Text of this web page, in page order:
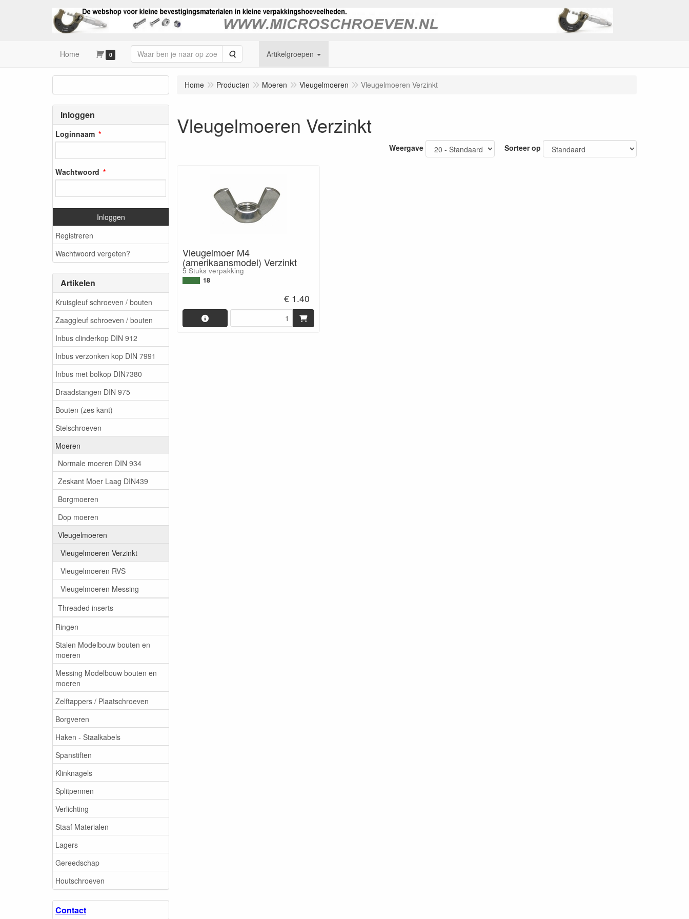
Home 0 Zoeken Artikelgroepen
Inloggen
Loginnaam
Wachtwoord
Inloggen
Registreren
Wachtwoord vergeten?
Artikelen
Kruisgleuf schroeven / bouten
Zaaggleuf schroeven / bouten
Inbus clinderkop DIN 912
Inbus verzonken kop DIN 7991
Inbus met bolkop DIN7380
Draadstangen DIN 975
Bouten (zes kant)
Stelschroeven
Moeren
Normale moeren DIN 934
Zeskant Moer Laag DIN439
Borgmoeren
Dop moeren
Vleugelmoeren
Vleugelmoeren Verzinkt
Vleugelmoeren RVS
Vleugelmoeren Messing
Threaded inserts
Ringen
Stalen Modelbouw bouten en
moeren
Messing Modelbouw bouten en
moeren
Zelftappers / Plaatschroeven
Borgveren
Haken - Staalkabels
Spanstiften
Klinknagels
Splitpennen
Verlichting
Staaf Materialen
Lagers
Gereedschap
Houtschroeven
Contact
Home Producten Moeren Vleugelmoeren Vleugelmoeren Verzinkt
Vleugelmoeren Verzinkt
Weergave Sorteer op
Vleugelmoer M4
(amerikaansmodel) Verzinkt
5 Stuks verpakking
18
€ 1.40